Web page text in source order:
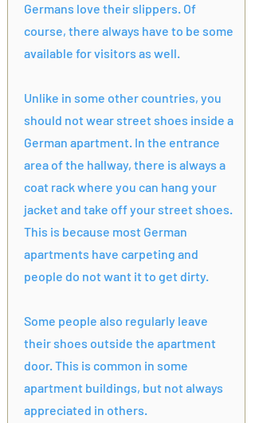
Germans love their slippers. Of
course, there always have to be some
available for visitors as well.
Unlike in some other countries, you
should not wear street shoes inside a
German apartment. In the entrance
area of the hallway, there is always a
coat rack where you can hang your
jacket and take off your street shoes.
This is because most German
apartments have carpeting and
people do not want it to get dirty.
Some people also regularly leave
their shoes outside the apartment
door. This is common in some
apartment buildings, but not always
appreciated in others.